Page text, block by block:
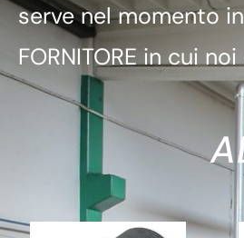
serve nel momento
FORNITORE in cui